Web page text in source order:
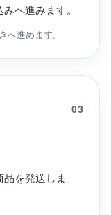
へ進みます。
へ進めます。
03
を発送しま